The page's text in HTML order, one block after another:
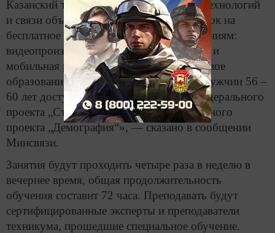
Казанский техникум информационных технологий
и связи объявляет очередной прием заявок на
бесплатное обучение по новым направлениям:
видеопроизводство, графический дизайн и
мобильная робототехника. Дополнительное
образование для женщин 51 – 55 лет и мужчин 56 –
60 лет доступно в рамках реализации федерального
проекта „Старшее поколение“ национального
проекта „Демография“», — сказано в сообщении
Минсвязи.
Занятия будут проходить четыре раза в неделю в
вечернее время, общая продолжительность
обучения составит 72 часа. Преподавать будут
сертифицированные эксперты и преподаватели
техникума, прошедшие специальное обучение.